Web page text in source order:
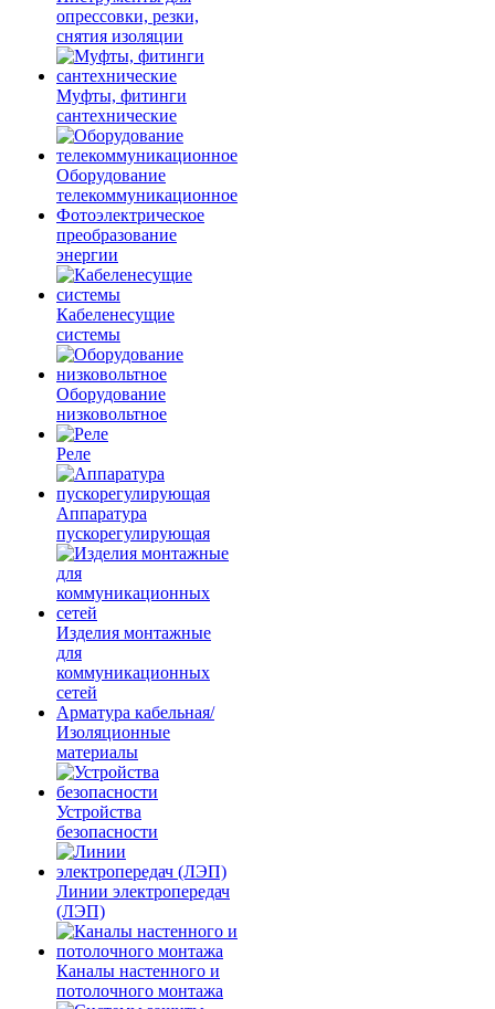
опрессовки, резки,
снятия изоляции
Муфты, фитинги
сантехнические
Оборудование
телекоммуникационное
Фотоэлектрическое
преобразование
энергии
Кабеленесущие
системы
Оборудование
низковольтное
Реле
Аппаратура
пускорегулирующая
Изделия монтажные
для
коммуникационных
сетей
Арматура кабельная/
Изоляционные
материалы
Устройства
безопасности
Линии электропередач
(ЛЭП)
Каналы настенного и
потолочного монтажа